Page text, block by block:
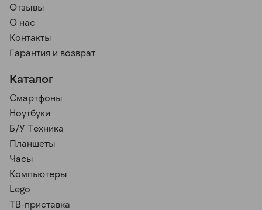
Отзывы
О нас
Контакты
Гарантия и возврат
Каталог
Смартфоны
Ноутбуки
Б/У Техника
Планшеты
Часы
Компьютеры
Lego
ТВ-приставка